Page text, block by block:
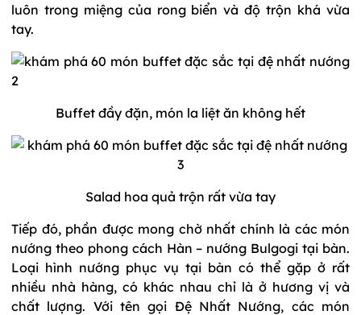
luôn trong miệng của rong biển và độ trộn khá vừa
tay.
Buffet đầy đặn, món la liệt ăn không hết
Salad hoa quả trộn rất vừa tay
Tiếp đó, phần được mong chờ nhất chính là các món
nướng theo phong cách Hàn – nướng Bulgogi tại bàn.
Loại hình nướng phục vụ tại bàn có thể gặp ở rất
nhiều nhà hàng, có khác nhau chỉ là ở hương vị và
chất lượng. Với tên gọi Đệ Nhất Nướng, các món